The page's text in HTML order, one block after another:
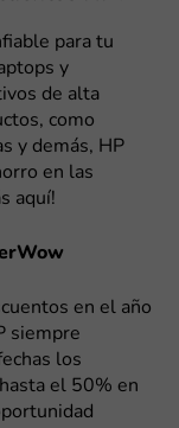
para tu
y
de alta
como
y demás, HP
en las
aquí!
en el año
siempre
los
el 50% en